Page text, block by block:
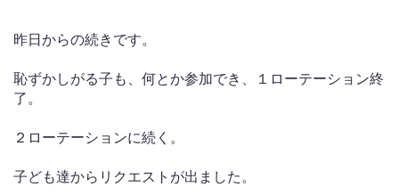
昨日からの続きです。
恥ずかしがる子も、何とか参加でき、１ローテーション終
了。
２ローテーションに続く。
子ども達からリクエストが出ました。